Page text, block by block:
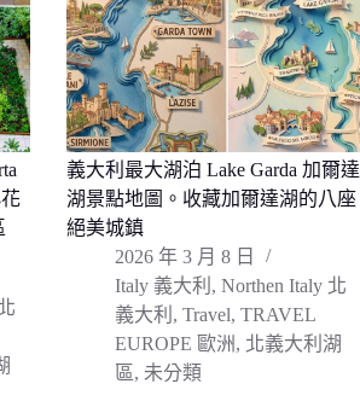
義大利最大湖泊 Lake Garda 加爾達
湖景點地圖。收藏加爾達湖的八座
絕美城鎮
2026 年 3 月 8 日
Italy 義大利 , Northen Italy 北
義大利 , Travel, TRAVEL
EUROPE 歐洲, 北義大利湖
區, 未分類